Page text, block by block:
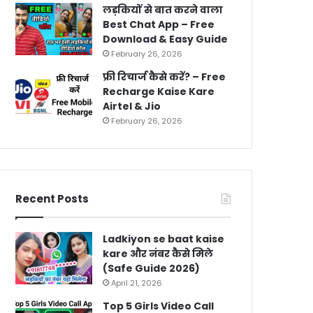
लड़कियों से बात करने वाला
Best Chat App – Free
Download & Easy Guide
February 26, 2026
फ्री रिचार्ज कैसे करें? – Free
Recharge Kaise Kare
Airtel & Jio
February 26, 2026
Recent Posts
Ladkiyon se baat kaise
kare और नंबर कैसे मिले
(Safe Guide 2026)
April 21, 2026
Top 5 Girls Video Call